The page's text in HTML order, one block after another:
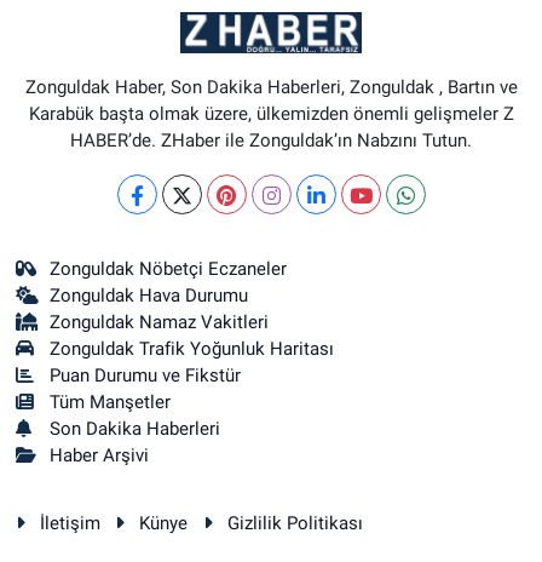
Zonguldak Haber, Son Dakika Haberleri, Zonguldak , Bartın ve
Karabük başta olmak üzere, ülkemizden önemli gelişmeler Z
HABER’de. ZHaber ile Zonguldak’ın Nabzını Tutun.
Zonguldak Nöbetçi Eczaneler
Zonguldak Hava Durumu
Zonguldak Namaz Vakitleri
Zonguldak Trafik Yoğunluk Haritası
Puan Durumu ve Fikstür
Tüm Manşetler
Son Dakika Haberleri
Haber Arşivi
İletişim Künye Gizlilik Politikası